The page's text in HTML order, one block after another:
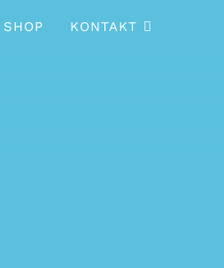
SHOP KONTAKT